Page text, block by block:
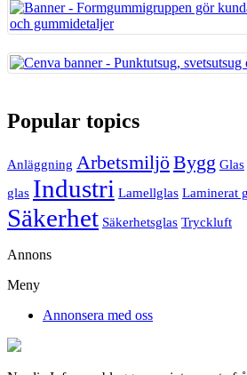
Popular topics
Anläggning ArbetsmiljöBygg Glas
glas Industri Lamellglas Laminerat
Säkerhet Säkerhetsglas Tryckluft
Annons
Meny
Annonsera med oss